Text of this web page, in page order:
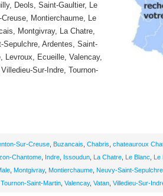
Deols, Saint-Gaultier, Le
Montierchaume, Le
Montgivray, La Chatre,
Sepulchre, Ardentes, Saint-
Levroux, Ecueille, Valencay,
Sur-Indre, Tournon-
Sur-Creuse Buzancais Chabris chateauroux
Chantome Indre Issoudun La Chatre Le Blanc Le
Montgivray, Montierchaume Neuvy-Saint-Sepulchre
Tournon-Saint-Martin Valencay, Vatan Villedieu-Sur-